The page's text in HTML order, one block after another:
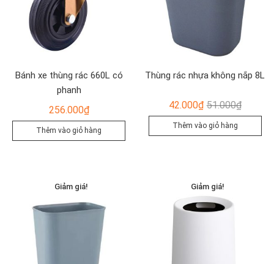
Bánh xe thùng rác 660L có
phanh
256.000₫
Thêm vào giỏ hàng
Thùng rác nhựa không nắp 8L
51.000₫Giá
gốc
là:
42.000₫
Giá
hiện
tại
Thêm vào giỏ hàng
Giảm giá! Giảm giá!